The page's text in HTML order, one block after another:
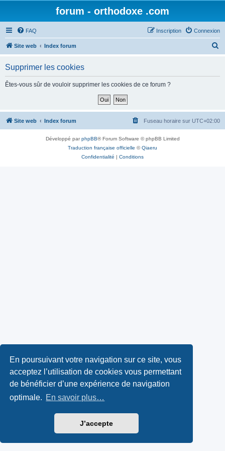
En poursuivant votre navigation sur ce site, vous
acceptez l’utilisation de cookies vous permettant
de bénéficier d’une expérience de navigation
optimale. En savoir plus…
J’accepte
forum - orthodoxe .com
FAQ Connexion
Inscription
Site web Index forum
h
Supprimer les cookies
Êtes-vous sûr de vouloir supprimer les cookies de ce forum ?
Site web Index forum Fuseau horaire sur UTC+02:00
Développé parphpBB® Forum Software © phpBB Limited
Traduction française officielle ©Qiaeru
Confidentialité | Conditions